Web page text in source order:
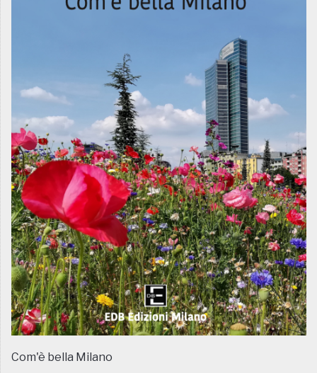
Com'è bella Milano